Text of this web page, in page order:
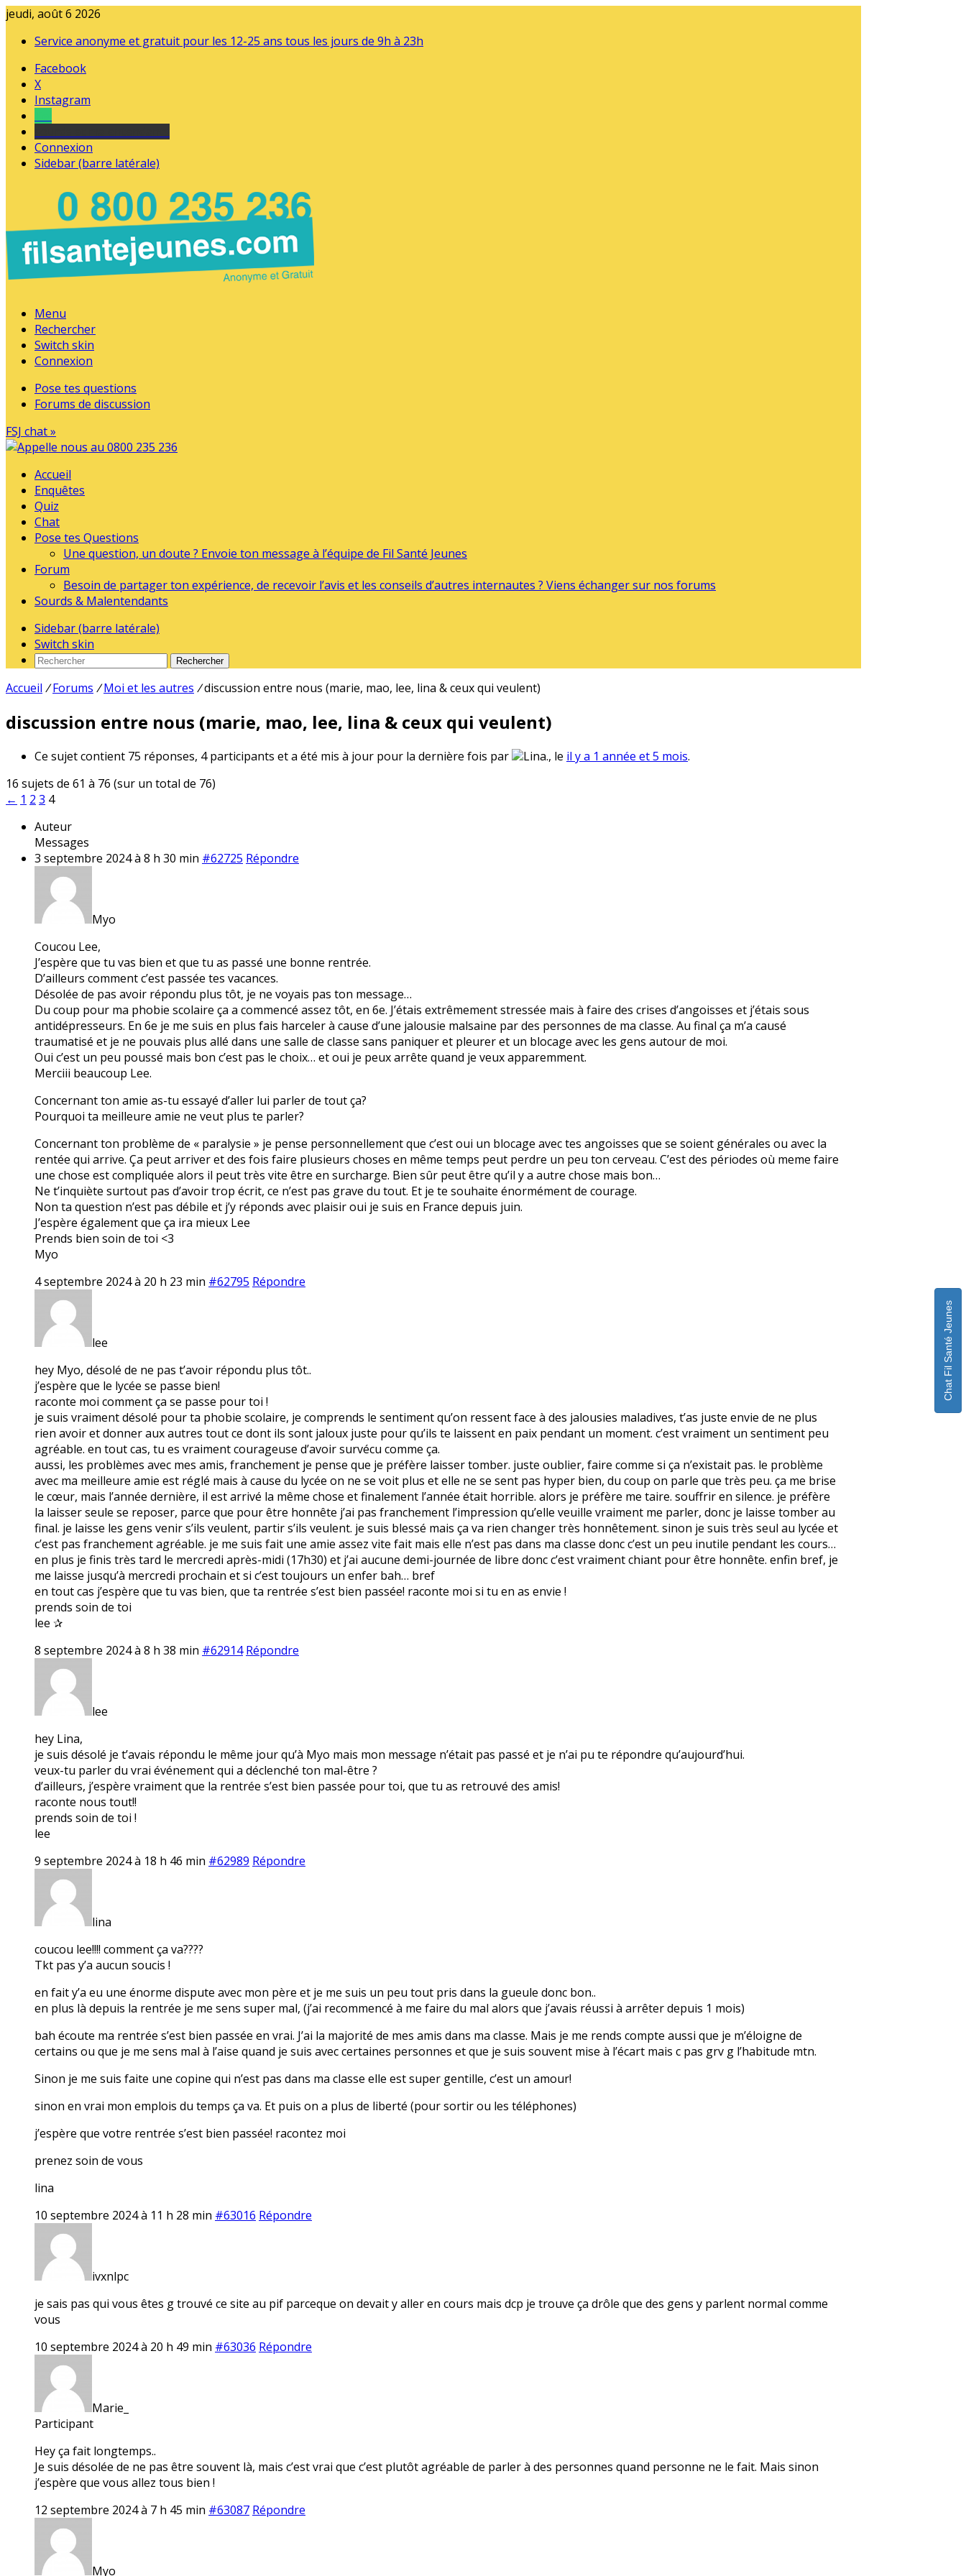
jeudi, août 6 2026
Service anonyme et gratuit pour les 12-25 ans tous les jours de 9h à 23h
Facebook
X
Instagram
Connexion
Sidebar (barre latérale)
Menu
Rechercher
Switch skin
Connexion
Pose tes questions
Forums de discussion
FSJ chat »
Accueil
Enquêtes
Quiz
Chat
Pose tes Questions
Une question, un doute ? Envoie ton message à l’équipe de Fil Santé Jeunes
Forum
Besoin de partager ton expérience, de recevoir l’avis et les conseils d’autres internautes ? Viens échanger sur nos forums
Sourds & Malentendants
Sidebar (barre latérale)
Switch skin
Rechercher
Accueil / Forums / Moi et les autres /discussion entre nous (marie, mao, lee, lina & ceux qui veulent)
discussion entre nous (marie, mao, lee, lina & ceux qui veulent)
Ce sujet contient 75 réponses, 4 participants et a été mis à jour pour la dernière fois par Lina., le il y a 1 année et 5 mois.
16 sujets de 61 à 76 (sur un total de 76)
← 1 2 3 4
Auteur
Messages
3 septembre 2024 à 8 h 30 min #62725 Répondre
Myo
Coucou Lee,
J’espère que tu vas bien et que tu as passé une bonne rentrée.
D’ailleurs comment c’est passée tes vacances.
Désolée de pas avoir répondu plus tôt, je ne voyais pas ton message…
Du coup pour ma phobie scolaire ça a commencé assez tôt, en 6e. J’étais extrêmement stressée mais à faire des crises d’angoisses et j’étais sous
antidépresseurs. En 6e je me suis en plus fais harceler à cause d’une jalousie malsaine par des personnes de ma classe. Au final ça m’a causé
traumatisé et je ne pouvais plus allé dans une salle de classe sans paniquer et pleurer et un blocage avec les gens autour de moi.
Oui c’est un peu poussé mais bon c’est pas le choix… et oui je peux arrête quand je veux apparemment.
Merciii beaucoup Lee.
Concernant ton amie as-tu essayé d’aller lui parler de tout ça?
Pourquoi ta meilleure amie ne veut plus te parler?
Concernant ton problème de « paralysie » je pense personnellement que c’est oui un blocage avec tes angoisses que se soient générales ou avec la
rentée qui arrive. Ça peut arriver et des fois faire plusieurs choses en même temps peut perdre un peu ton cerveau. C’est des périodes où meme faire
une chose est compliquée alors il peut très vite être en surcharge. Bien sûr peut être qu’il y a autre chose mais bon…
Ne t’inquiète surtout pas d’avoir trop écrit, ce n’est pas grave du tout. Et je te souhaite énormément de courage.
Non ta question n’est pas débile et j’y réponds avec plaisir oui je suis en France depuis juin.
J’espère également que ça ira mieux Lee
Prends bien soin de toi <3
Myo
4 septembre 2024 à 20 h 23 min #62795 Répondre
lee
hey Myo, désolé de ne pas t’avoir répondu plus tôt..
j’espère que le lycée se passe bien!
raconte moi comment ça se passe pour toi !
je suis vraiment désolé pour ta phobie scolaire, je comprends le sentiment qu’on ressent face à des jalousies maladives, t’as juste envie de ne plus
rien avoir et donner aux autres tout ce dont ils sont jaloux juste pour qu’ils te laissent en paix pendant un moment. c’est vraiment un sentiment peu
agréable. en tout cas, tu es vraiment courageuse d’avoir survécu comme ça.
aussi, les problèmes avec mes amis, franchement je pense que je préfère laisser tomber. juste oublier, faire comme si ça n’existait pas. le problème
avec ma meilleure amie est réglé mais à cause du lycée on ne se voit plus et elle ne se sent pas hyper bien, du coup on parle que très peu. ça me brise
le cœur, mais l’année dernière, il est arrivé la même chose et finalement l’année était horrible. alors je préfère me taire. souffrir en silence. je préfère
la laisser seule se reposer, parce que pour être honnête j’ai pas franchement l’impression qu’elle veuille vraiment me parler, donc je laisse tomber au
final. je laisse les gens venir s’ils veulent, partir s’ils veulent. je suis blessé mais ça va rien changer très honnêtement. sinon je suis très seul au lycée et
c’est pas franchement agréable. je me suis fait une amie assez vite fait mais elle n’est pas dans ma classe donc c’est un peu inutile pendant les cours…
en plus je finis très tard le mercredi après-midi (17h30) et j’ai aucune demi-journée de libre donc c’est vraiment chiant pour être honnête. enfin bref, je
me laisse jusqu’à mercredi prochain et si c’est toujours un enfer bah… bref
en tout cas j’espère que tu vas bien, que ta rentrée s’est bien passée! raconte moi si tu en as envie !
prends soin de toi
lee ✰
8 septembre 2024 à 8 h 38 min #62914 Répondre
lee
hey Lina,
je suis désolé je t’avais répondu le même jour qu’à Myo mais mon message n’était pas passé et je n’ai pu te répondre qu’aujourd’hui.
veux-tu parler du vrai événement qui a déclenché ton mal-être ?
d’ailleurs, j’espère vraiment que la rentrée s’est bien passée pour toi, que tu as retrouvé des amis!
raconte nous tout!!
prends soin de toi !
lee
9 septembre 2024 à 18 h 46 min #62989 Répondre
lina
coucou lee!!!! comment ça va????
Tkt pas y’a aucun soucis !
en fait y’a eu une énorme dispute avec mon père et je me suis un peu tout pris dans la gueule donc bon..
en plus là depuis la rentrée je me sens super mal, (j’ai recommencé à me faire du mal alors que j’avais réussi à arrêter depuis 1 mois)
bah écoute ma rentrée s’est bien passée en vrai. J’ai la majorité de mes amis dans ma classe. Mais je me rends compte aussi que je m’éloigne de
certains ou que je me sens mal à l’aise quand je suis avec certaines personnes et que je suis souvent mise à l’écart mais c pas grv g l’habitude mtn.
Sinon je me suis faite une copine qui n’est pas dans ma classe elle est super gentille, c’est un amour!
sinon en vrai mon emplois du temps ça va. Et puis on a plus de liberté (pour sortir ou les téléphones)
j’espère que votre rentrée s’est bien passée! racontez moi
prenez soin de vous
lina
10 septembre 2024 à 11 h 28 min #63016 Répondre
ivxnlpc
je sais pas qui vous êtes g trouvé ce site au pif parceque on devait y aller en cours mais dcp je trouve ça drôle que des gens y parlent normal comme
vous
10 septembre 2024 à 20 h 49 min #63036 Répondre
Marie_
Participant
Hey ça fait longtemps..
Je suis désolée de ne pas être souvent là, mais c’est vrai que c’est plutôt agréable de parler à des personnes quand personne ne le fait. Mais sinon
j’espère que vous allez tous bien !
12 septembre 2024 à 7 h 45 min #63087 Répondre
Myo
Chat Fil Santé Jeunes